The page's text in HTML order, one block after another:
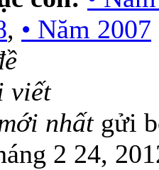
, • Năm 2007
viết
nhấtgửi
2 24,